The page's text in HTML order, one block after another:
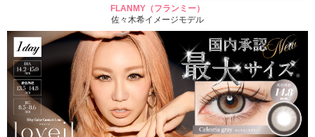
FLANMY（フランミー）
佐々木希イメージモデル